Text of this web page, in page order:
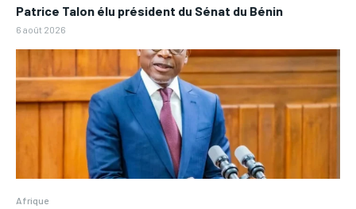
Patrice Talon élu président du Sénat du Bénin
6 août 2026
Afrique